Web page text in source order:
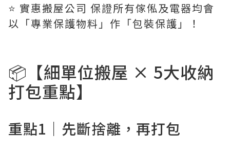
⭐️ 實惠搬屋公司 保證所有傢俬及電器均會
以「專業保護物料」作「包裝保護」！
📦【細單位搬屋 × 5大收納
打包重點】
重點1｜先斷捨離，再打包